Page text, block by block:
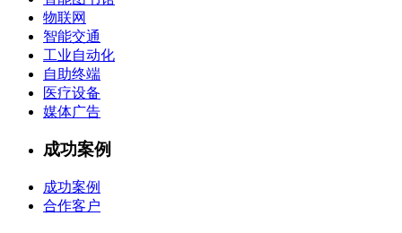
物联网
智能交通
工业自动化
自助终端
医疗设备
媒体广告
成功案例
成功案例
合作客户